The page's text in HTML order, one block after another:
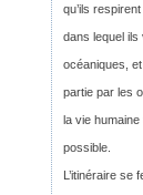
qu’ils
dans lequel
océaniques,
partie par les
la vie
possible.
L’itinéraire se